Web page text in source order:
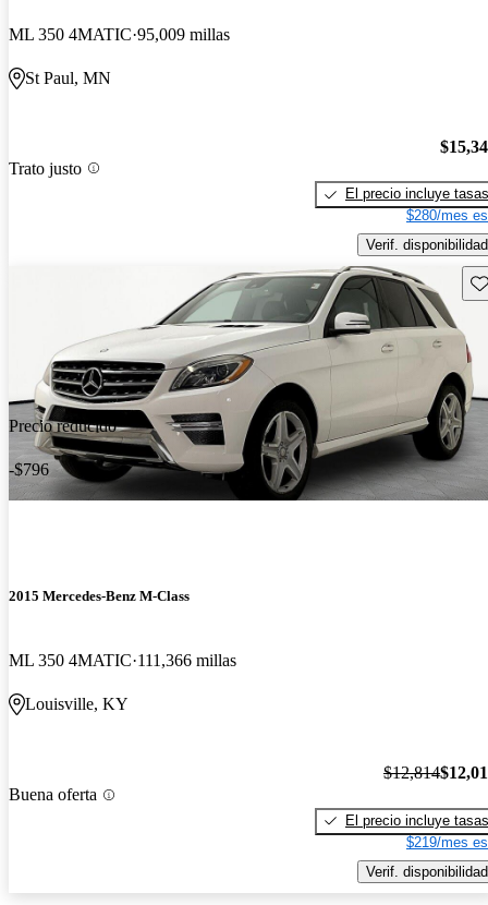
ML 350 4MATIC 95,009 millas
St Paul, MN
Trato justo
El precio incluye tasas
$280/mes
Verif. disponibilidad
Precio reducido
-$796
2015 Mercedes-Benz M-Class
ML 350 4MATIC 111,366 millas
Louisville, KY
Buena oferta
$12,814
El precio incluye tasas
$219/mes
Verif. disponibilidad